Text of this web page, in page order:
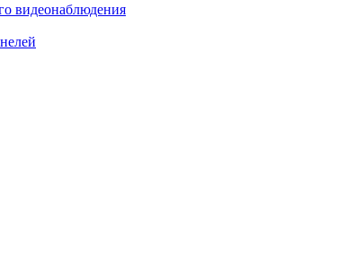
видеонаблюдения